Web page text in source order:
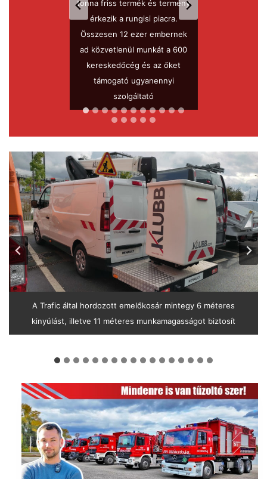
tonna friss termék és termény
érkezik a rungisi piacra.
Összesen 12 ezer embernek
ad közvetlenül munkát a 600
kereskedőcég és az őket
támogató ugyanennyi
szolgáltató
A Trafic által hordozott emelőkosár mintegy 6 méteres
kinyúlást, illetve 11 méteres munkamagasságot biztosít